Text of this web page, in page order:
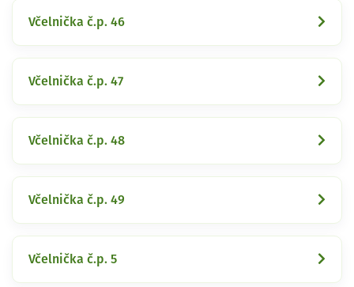
Včelnička č.p. 46
Včelnička č.p. 47
Včelnička č.p. 48
Včelnička č.p. 49
Včelnička č.p. 5